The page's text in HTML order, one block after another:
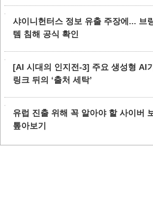
샤이니헌터스 정보 유출 주장에... 브
템 침해 공식 확인
[AI 시대의 인지전-3] 주요 생성형 AI
링크 뒤의 ‘출처 세탁’
유럽 진출 위해 꼭 알아야 할 사이버
톺아보기